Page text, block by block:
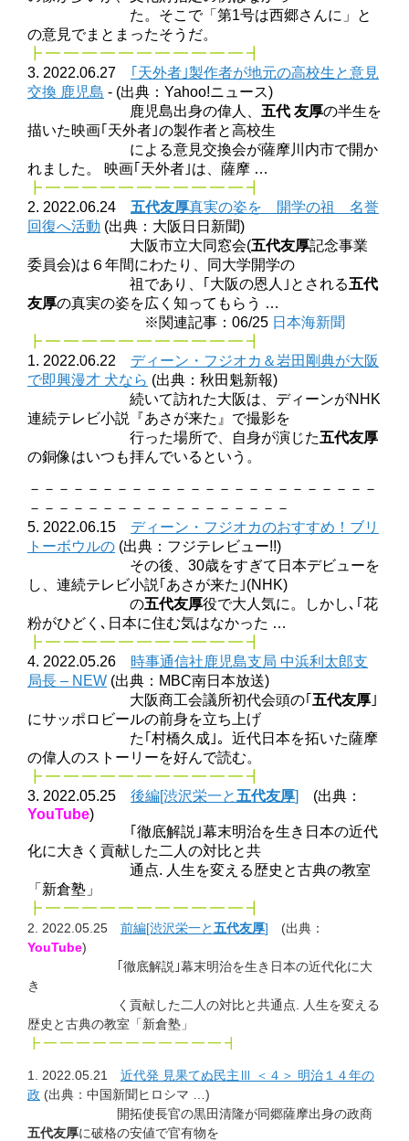
た。そこで「第1号は西郷さんに」と
の意見でまとまったそうだ。
┣ ━ ━ ━ ━ ━ ━ ━ ━ ━ ━ ━ ┫
3. 2022.06.27
｢天外者｣製作者が地元の高校生と意見
交換 鹿児島 - (出典：Yahoo!ニュース)
鹿児島出身の偉人、 五代 友厚の半生を
描いた映画｢天外者｣の製作者と高校生
による意見交換会が薩摩川内市で開か
れました。 映画｢天外者｣は、薩摩 …
┣ ━ ━ ━ ━ ━ ━ ━ ━ ━ ━ ━ ┫
2. 2022.06.24 五代友厚真実の姿を 開学の祖 名誉
回復へ活動 (出典：大阪日日新聞)
大阪市立大同窓会(五代友厚記念事業
委員会)は６年間にわたり、同大学開学の
祖であり、｢大阪の恩人｣とされる五代
友厚の真実の姿を広く知ってもらう …
※関連記事：06/25 日本海新聞
┣ ━ ━ ━ ━ ━ ━ ━ ━ ━ ━ ━ ┫
1. 2022.06.22 ディーン・フジオカ＆岩田剛典が大阪
で即興漫才 犬なら (出典：秋田魁新報)
続いて訪れた大阪は、ディーンがNHK
連続テレビ小説『あさが来た』で撮影を
行った場所で、自身が演じた五代友厚
の銅像はいつも拝んでいるという。
－－－－－－－－－－－－－－－－－－－－－－－－
－－－－－－－－－－－－－－－－－－
5. 2022.06.15 ディーン・フジオカのおすすめ！ブリ
トーボウルの (出典：フジテレビュー!!)
その後、30歳をすぎて日本デビューを
し、連続テレビ小説｢あさが来た｣(NHK)
の五代友厚役で大人気に。しかし､｢花
粉がひどく､日本に住む気はなかった …
┣ ━ ━ ━ ━ ━ ━ ━ ━ ━ ━ ━ ┫
4. 2022.05.26 時事通信社鹿児島支局 中浜利太郎支
局長 – NEW (出典：MBC南日本放送)
大阪商工会議所初代会頭の｢ 五代友厚 ｣
にサッポロビールの前身を立ち上げ
た｢村橋久成｣。近代日本を拓いた薩摩
の偉人のストーリーを好んで読む。
┣ ━ ━ ━ ━ ━ ━ ━ ━ ━ ━ ━ ┫
3. 2022.05.25 後編[渋沢栄一と 五代友厚]
(出典：
YouTube)
｢徹底解説｣幕末明治を生き日本の近代
化に大きく貢献した二人の対比と共
通点. 人生を変える歴史と古典の教室
「新倉塾」
┣ ━ ━ ━ ━ ━ ━ ━ ━ ━ ━ ━ ┫
2. 2022.05.25 前編[渋沢栄一と五代友厚] (出典：
YouTube)
｢徹底解説｣幕末明治を生き日本の近代化に大
き
く貢献した二人の対比と共通点. 人生を変える
歴史と古典の教室「新倉塾」
┣ ━ ━ ━ ━ ━ ━ ━ ━ ━ ━ ━ ┫
1. 2022.05.21 近代発 見果てぬ民主Ⅲ ＜４＞ 明治１４年の
政 (出典：中国新聞ヒロシマ …)
開拓使長官の黒田清隆が同郷薩摩出身の政商
五代友厚に破格の安値で官有物を